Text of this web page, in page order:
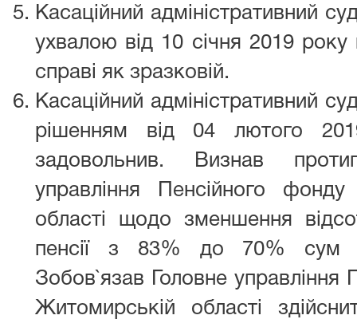
Касаційний адміністративний
ухвалою від 10 січня 2019
справі як зразковій.
Касаційний адміністративний
рішенням від 04 лютого
задовольнив. Визнав
управління Пенсійного
області щодо зменшення
пенсії з 83% до 70% сум
Зобов`язав Головне управління
Житомирській області